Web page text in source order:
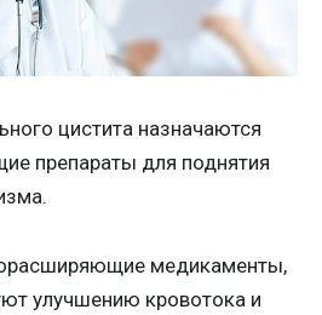
цистита назначаются
препараты для поднятия
медикаменты,
улучшению кровотока и